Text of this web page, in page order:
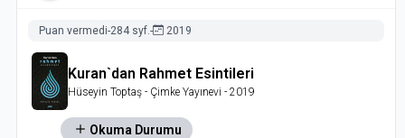
Puan vermedi-284 syf.- 2019
Kuran`dan Rahmet Esintileri
Hüseyin Toptaş - Çimke Yayınevi - 2019
Okuma Durumu